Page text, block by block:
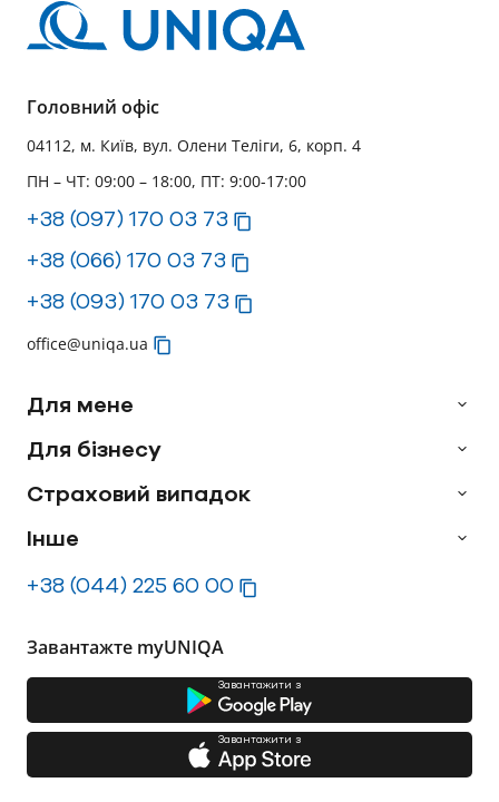
Головний офіс
04112, м. Київ, вул. Олени Теліги, 6, корп. 4
ПН – ЧТ: 09:00 – 18:00, ПТ: 9:00-17:00
+38 (097) 170 03 73
+38 (066) 170 03 73
+38 (093) 170 03 73
office@uniqa.ua
Для мене
Для бізнесу
Страховий випадок
Інше
+38 (044) 225 60 00
Завантажте myUNIQA
Завантажити з
Завантажити з